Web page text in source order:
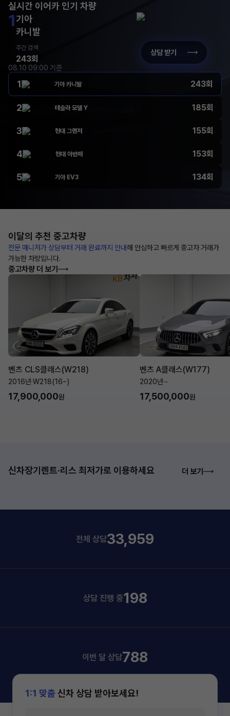
실시간 이어카 인기 차량
1기아
카니발
주간 검색
243회
상담 받기
08.10 09:00 기준
1 기아 카니발 243회
2 테슬라 모델 Y 185회
3 현대 그랜저 155회
4 현대 아반떼 153회
5 기아 EV3 134회
이달의 추천 중고차량
전문 매니저가 상담부터 거래 완료까지 안내해 안심하고 빠르게 중고차 거래가
가능한 차량입니다.
중고차량 더 보기
벤츠 CLS클래스(W218)
2016년·W218(16~)
17,900,000원
벤츠 A클래스(W177)
2020년·-
17,500,000원
신차장기렌트·리스 최저가로 이용하세요 더 보기
전체 상담33,959
상담 진행 중198
이번 달 상담788
1:1 맞춤 신차 상담 받아보세요!